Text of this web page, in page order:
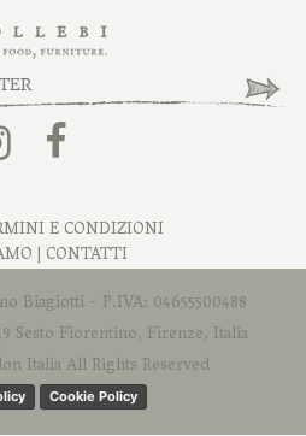
E CONDIZIONI
| CONTATTI
Biagiotti - P.IVA: 04655500488
Sesto Fiorentino, Firenze, Italia
Italia All Rights Reserved
Cookie Policy